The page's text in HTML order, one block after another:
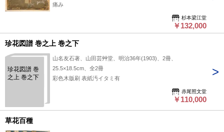
痛み
杉本梁江堂
￥132,000
珍花図譜 巻之上 巻之下
珍花図譜 巻
之上 巻之下
山名友石著、山田芸艸堂、明治36年(1903)、2冊、
25.5×18.5cm、全2冊
彩色木版刷 表紙汚イタミ有
赤尾照文堂
￥110,000
草花百種